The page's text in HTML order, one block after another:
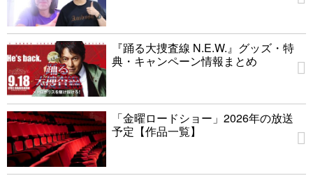
『踊る大捜査線 N.E.W.』グッズ・特
典・キャンペーン情報まとめ
「金曜ロードショー」2026年の放送
予定【作品一覧】